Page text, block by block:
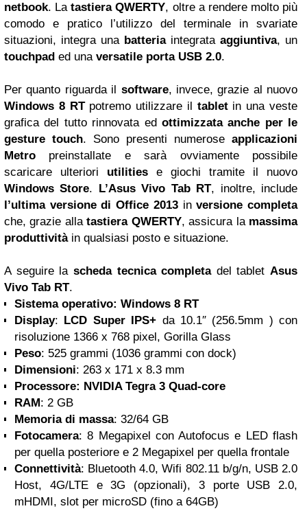
netbook. Latastiera QWERTY, oltre a rendere molto più
comodo e pratico l’utilizzo del terminale in svariate
situazioni, integra una batteria integrata aggiuntiva, un
touchpad ed una versatile porta USB 2.0.
Per quanto riguarda il software, invece, grazie al nuovo
Windows 8 RT potremo utilizzare il tabletin una veste
grafica del tutto rinnovata ed ottimizzata anche per le
gesture touch. Sono presenti numerose applicazioni
Metro preinstallate e sarà ovviamente possibile
scaricare ulteriori utilities e giochi tramite il nuovo
Windows Store. L’Asus Vivo Tab RT, inoltre, include
l’ultima versione di Office 2013inversione completa
che, grazie allatastiera QWERTY, assicura la massima
produttivitàin qualsiasi posto e situazione.
A seguire la scheda tecnica completadel tablet Asus
Vivo Tab RT.
Sistema operativo: Windows 8 RT
Display: LCD Super IPS+ da 10.1″ (256.5mm ) con
risoluzione 1366 x 768 pixel, Gorilla Glass
Peso: 525 grammi (1036 grammi con dock)
Dimensioni: 263 x 171 x 8.3 mm
Processore: NVIDIA Tegra 3 Quad-core
RAM: 2 GB
Memoria di massa: 32/64 GB
Fotocamera: 8 Megapixel con Autofocus e LED flash
per quella posteriore e 2 Megapixel per quella frontale
Connettività: Bluetooth 4.0, Wifi 802.11 b/g/n, USB 2.0
Host, 4G/LTE e 3G (opzionali), 3 porte USB 2.0,
mHDMI, slot per microSD (fino a 64GB)